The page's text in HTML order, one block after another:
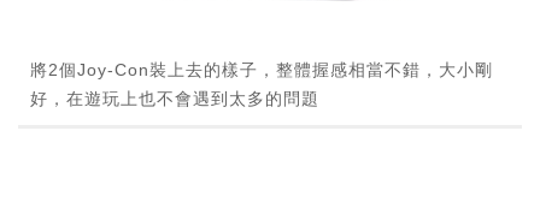
將2個Joy-Con裝上去的樣子，整體握感相當不錯，大小剛
好，在遊玩上也不會遇到太多的問題